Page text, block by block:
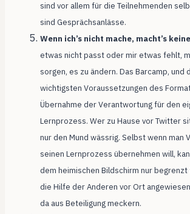
sind vor allem für die Teilnehmenden
sind Gesprächsanlässe.
Wenn ich’s nicht mache, macht’s
etwas nicht passt oder mir etwas fehlt,
sorgen, es zu ändern. Das Barcamp, und
wichtigsten Voraussetzungen des
Übernahme der Verantwortung für den
Lernprozess. Wer zu Hause vor Twitter
nur den Mund wässrig. Selbst wenn man
seinen Lernprozess übernehmen will,
dem heimischen Bildschirm nur begrenzt
die Hilfe der Anderen vor Ort
da aus Beteiligung meckern.